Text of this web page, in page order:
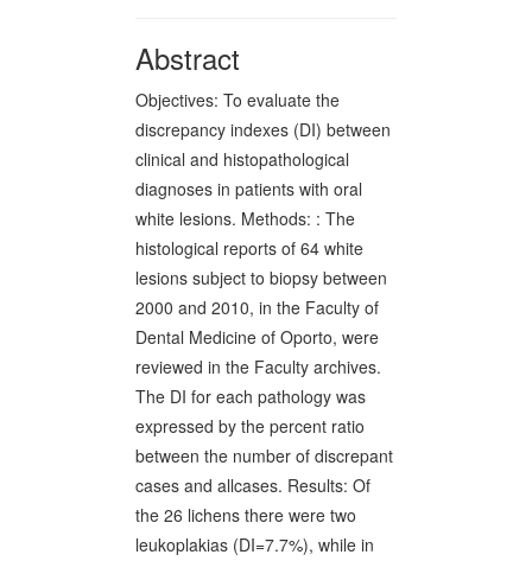
Abstract
Objectives: To evaluate the
discrepancy indexes (DI) between
clinical and histopathological
diagnoses in patients with oral
white lesions. Methods: : The
histological reports of 64 white
lesions subject to biopsy between
2000 and 2010, in the Faculty of
Dental Medicine of Oporto, were
reviewed in the Faculty archives.
The DI for each pathology was
expressed by the percent ratio
between the number of discrepant
cases and allcases. Results: Of
the 26 lichens there were two
leukoplakias (DI=7.7%), while in